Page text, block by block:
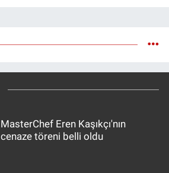
MasterChef Eren Kaşıkçı'nın
cenaze töreni belli oldu